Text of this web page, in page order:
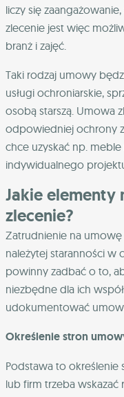
liczy się
zlecenie jest więc
branż i zajęć.
Taki rodzaj umowy
usługi ochroniarskie,
osobą starszą. Umowa
odpowiedniej ochrony
chce uzyskać np.
indywidualnego
Jakie elementy
zlecenie?
Zatrudnienie na
należytej staranności w
powinny zadbać o to,
niezbędne dla ich
udokumentować
Określenie stron
Podstawa to określenie
lub firm trzeba